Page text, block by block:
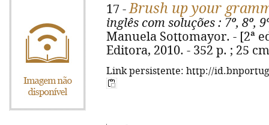
17 -Brush up your
inglês com soluções : 7º, 8º,
Manuela Sottomayor. - [2ª
Editora, 2010. - 352 p. ; 25
Link persistente: http://